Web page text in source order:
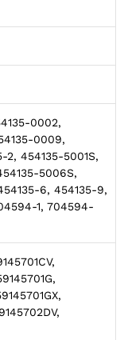
0002,
0009,
2, 454135-5001S,
5006S,
6, 454135-9,
1, 704594-